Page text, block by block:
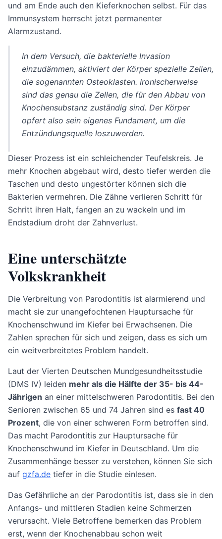
und am Ende auch den Kieferknochen selbst. Für das
Immunsystem herrscht jetzt permanenter
Alarmzustand.
In dem Versuch, die bakterielle Invasion
einzudämmen, aktiviert der Körper spezielle Zellen,
die sogenannten Osteoklasten. Ironischerweise
sind das genau die Zellen, die für den Abbau von
Knochensubstanz zuständig sind. Der Körper
opfert also sein eigenes Fundament, um die
Entzündungsquelle loszuwerden.
Dieser Prozess ist ein schleichender Teufelskreis. Je
mehr Knochen abgebaut wird, desto tiefer werden die
Taschen und desto ungestörter können sich die
Bakterien vermehren. Die Zähne verlieren Schritt für
Schritt ihren Halt, fangen an zu wackeln und im
Endstadium droht der Zahnverlust.
Eine unterschätzte
Volkskrankheit
Die Verbreitung von Parodontitis ist alarmierend und
macht sie zur unangefochtenen Hauptursache für
Knochenschwund im Kiefer bei Erwachsenen. Die
Zahlen sprechen für sich und zeigen, dass es sich um
ein weitverbreitetes Problem handelt.
Laut der Vierten Deutschen Mundgesundheitsstudie
(DMS IV) leiden mehr als die Hälfte der 35- bis 44-
Jährigen an einer mittelschweren Parodontitis. Bei den
Senioren zwischen 65 und 74 Jahren sind es fast 40
Prozent, die von einer schweren Form betroffen sind.
Das macht Parodontitis zur Hauptursache für
Knochenschwund im Kiefer in Deutschland. Um die
Zusammenhänge besser zu verstehen, können Sie sich
auf gzfa.de tiefer in die Studie einlesen.
Das Gefährliche an der Parodontitis ist, dass sie in den
Anfangs- und mittleren Stadien keine Schmerzen
verursacht. Viele Betroffene bemerken das Problem
erst, wenn der Knochenabbau schon weit